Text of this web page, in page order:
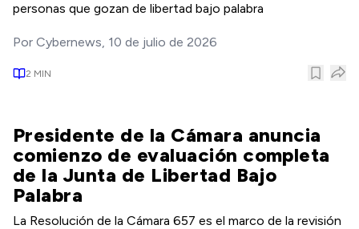
personas que gozan de libertad bajo palabra
Por Cybernews, 10 de julio de 2026
2 MIN
Presidente de la Cámara anuncia
comienzo de evaluación completa
de la Junta de Libertad Bajo
Palabra
La Resolución de la Cámara 657 es el marco de la revisión